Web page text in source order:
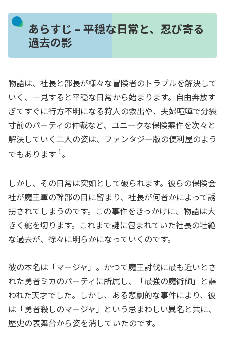
あらすじ – 平穏な日常と、忍び寄る
過去の影
物語は、社長と部長が様々な冒険者のトラブルを解決して
いく、一見すると平穏な日常から始まります。自由奔放す
ぎてすぐに行方不明になる狩人の救出や、夫婦喧嘩で分裂
寸前のパーティの仲裁など、ユニークな保険案件を次々と
解決していく二人の姿は、ファンタジー版の便利屋のよう
でもあります 1 。
しかし、その日常は突如として破られます。彼らの保険会
社が魔王軍の幹部の目に留まり、社長が何者かによって誘
拐されてしまうのです。この事件をきっかけに、物語は大
きく舵を切ります。これまで謎に包まれていた社長の壮絶
な過去が、徐々に明らかになっていくのです。
彼の本名は「マージャ」。かつて魔王討伐に最も近いとさ
れた勇者ミカのパーティに所属し、「最強の魔術師」と謳
われた天才でした。しかし、ある悲劇的な事件により、彼
は「勇者殺しのマージャ」という忌まわしい異名と共に、
歴史の表舞台から姿を消していたのです。